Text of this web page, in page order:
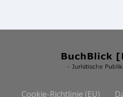
Cookie-Richtlinie (EU)